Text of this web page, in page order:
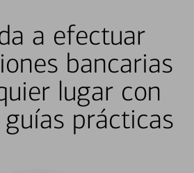
a efectuar
bancarias
lugar con
prácticas